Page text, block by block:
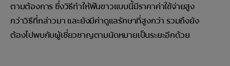
ตามต้องการ ซึ่งวิธีทำให้ฟันขาวแบบนี้มีราคาค่าใช้จ่ายสูง
กว่าวิธีที่กล่าวมา และยังมีค่าดูแลรักษาที่สูงกว่า รวมถึงยัง
ต้องไปพบกับผู้เชี่ยวชาญตามนัดหมายเป็นระยะอีกด้วย